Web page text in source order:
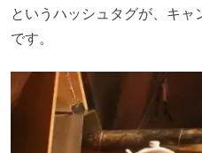
というハッシュタグが、キャ
です。